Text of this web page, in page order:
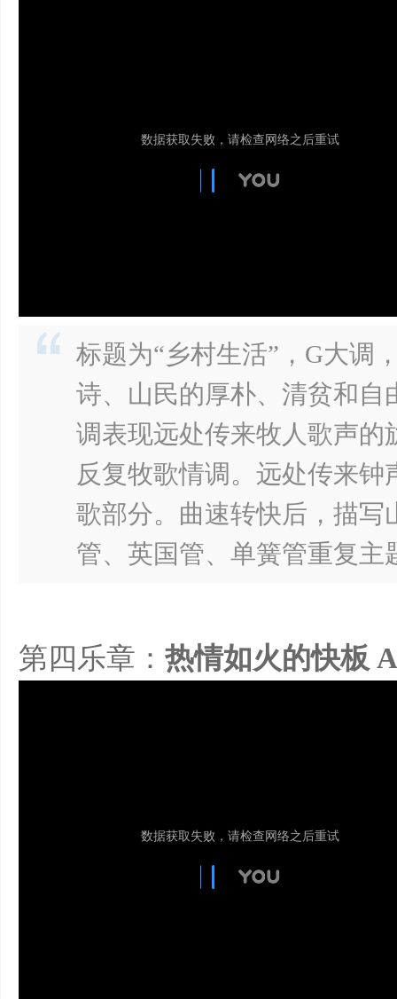
标题为“乡村生活”，G大调
诗、山民的厚朴、清贫和自
调表现远处传来牧人歌声的
反复牧歌情调。远处传来
歌部分。曲速转快后，描写
管、英国管、单簧管重复
第四乐章： 热情如火的快板